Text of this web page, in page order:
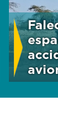
o
l
u
m
e
9
0